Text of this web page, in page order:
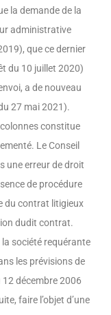
la demande de la
administrative
que ce dernier
du 10 juillet 2020)
a de nouveau
27 mai 2021).
colonnes constitue
Le Conseil
une erreur de droit
de procédure
du contrat litigieux
dudit contrat.
société requérante
les prévisions de
12 décembre 2006
faire l’objet d’une